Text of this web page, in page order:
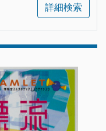
詳細検索